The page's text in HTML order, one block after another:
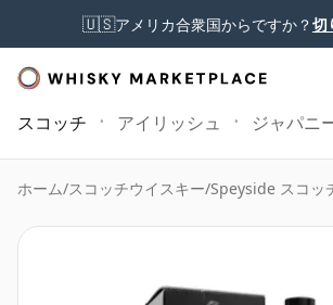
🇺🇸アメリカ合衆国からですか？切
スコッチ アイリッシュ ジャパニ
ホーム/スコッチウイスキー/Speyside スコッ